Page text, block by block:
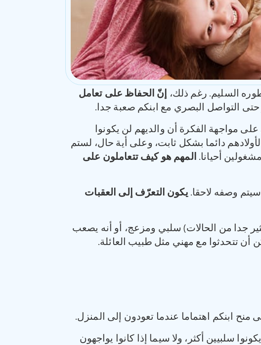
السليم. رغم ذلك،
إنّ الحفاظ على تعامل
حتى التواصل البصري مع ابنكم صعبة جدا.
مواجهة الفكرة أن والديهم لن يكونوا
دائما بشكل ثابت، وعلى أية حال، لستم
أحيانا. المهم هو كيف تتعاملون على
وصفه لاحقا. يكون التعرّف إلى العقبات
جدا من الحالات) سلبي ومزعج، أو أنه يصعب
أن تتحدثوا مع مهني مثل طبيب العائلة.
ابنكم اهتماما عندما تعودون إلى المنزل.
سلبيين أكثر، ولا سيما إذا كانوا يواجهون